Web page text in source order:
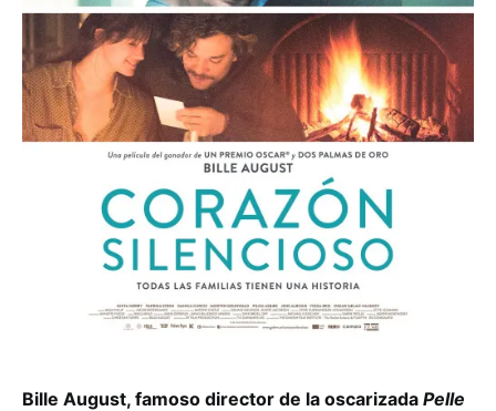
Bille August, famoso director de la oscarizada Pelle